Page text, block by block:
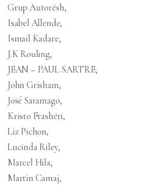
Grup Autorësh
Isabel Allende
Ismail Kadare
J.K Rouling
JEAN – PAUL SARTRE
John Grisham
José Saramago
Kristo Frashëri
Liz Pichon
Lucinda Riley
Marcel Hila
Martin Camaj